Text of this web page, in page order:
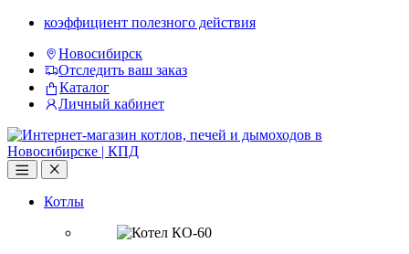
Skip
navigation
Skip
content
коэффициент полезного действия
Новосибирск
Отследить ваш заказ
Каталог
Личный кабинет
Open Close
Котлы